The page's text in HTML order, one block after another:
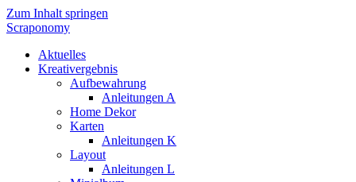
Zum Inhalt springen
Scraponomy
Aktuelles
Kreativergebnis
Aufbewahrung
Anleitungen A
Home Dekor
Karten
Anleitungen K
Layout
Anleitungen L